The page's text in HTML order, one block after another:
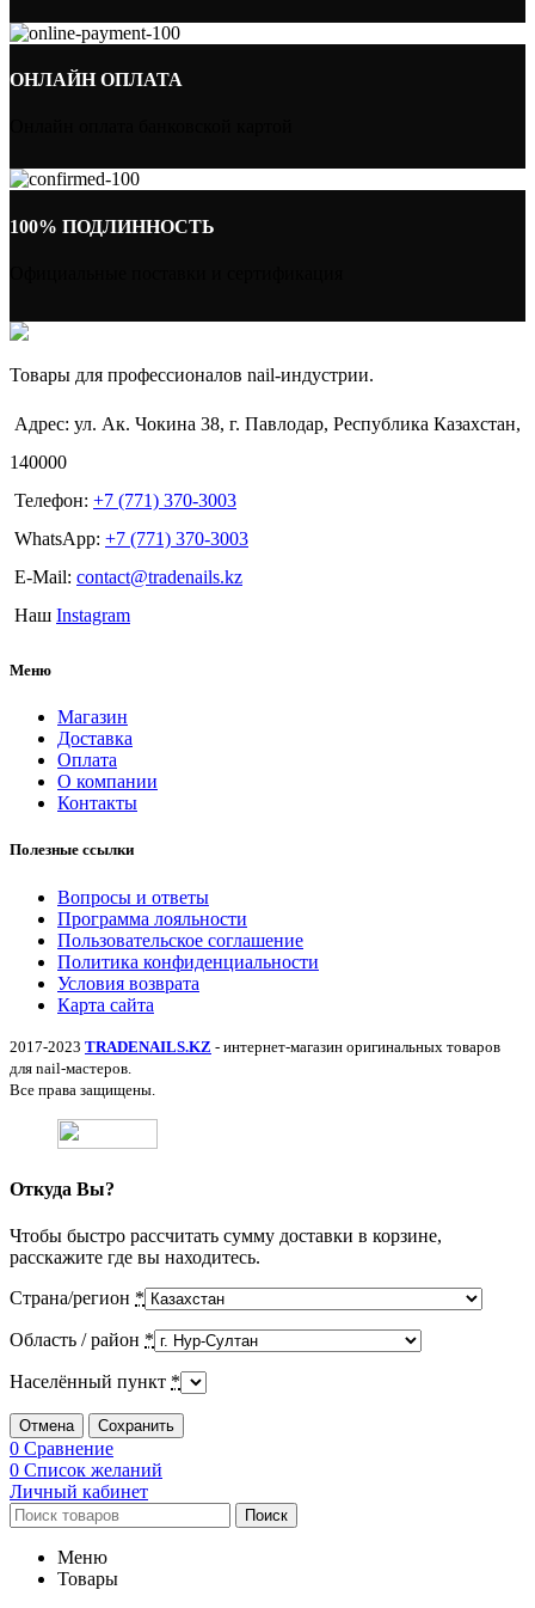
ОНЛАЙН ОПЛАТА
100% ПОДЛИННОСТЬ
Товары для профессионалов nail-индустрии.
Адрес: ул. Ак. Чокина 38, г. Павлодар, Республика Казахстан,
140000
Телефон: +7 (771) 370-3003
WhatsApp: +7 (771) 370-3003
E-Mail: contact@tradenails.kz
Наш Instagram
Меню
Магазин
Доставка
Оплата
О компании
Контакты
Полезные ссылки
Вопросы и ответы
Программа лояльности
Пользовательское соглашение
Политика конфиденциальности
Условия возврата
Карта сайта
2017-2023 TRADENAILS.KZ - интернет-магазин оригинальных товаров
для nail-мастеров.
Все права защищены.
Откуда Вы?
Чтобы быстро рассчитать сумму доставки в корзине,
расскажите где вы находитесь.
Страна/регион *
Область / район *
Населённый пункт *
Отмена Сохранить
0 Сравнение
0 Список желаний
Личный кабинет
Поиск
Меню
Товары